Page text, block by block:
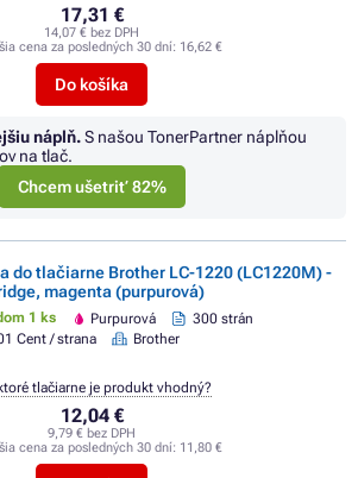
17,31 €
14,07 € bez DPH
cena za posledných 30 dní: 16,62 €
Do košíka
náplň.S našou TonerPartner náplňou
na tlač.
Chcem ušetriť 82%
do tlačiarne Brother LC-1220 (LC1220M) -
magenta (purpurová)
1 ks Purpurová
300 strán
Cent / strana
Brother
12,04 €
9,79 € bez DPH
cena za posledných 30 dní: 11,80 €
tlačiarne je produkt vhodný?